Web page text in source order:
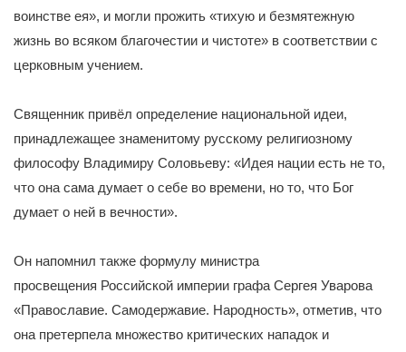
воинстве ея», и могли прожить «тихую и безмятежную
жизнь во всяком благочестии и чистоте» в соответствии с
церковным учением.
Священник привёл определение национальной идеи,
принадлежащее знаменитому русскому религиозному
философу Владимиру Соловьеву: «Идея нации есть не то,
что она сама думает о себе во времени, но то, что Бог
думает о ней в вечности».
Он напомнил также формулу министра
просвещения Российской империи графа Сергея Уварова
«Православие. Самодержавие. Народность», отметив, что
она претерпела множество критических нападок и